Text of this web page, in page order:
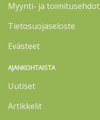
Myynti- ja toimitusehdot
Tietosuojaseloste
Evästeet
AJANKOHTAISTA
Uutiset
Artikkelit